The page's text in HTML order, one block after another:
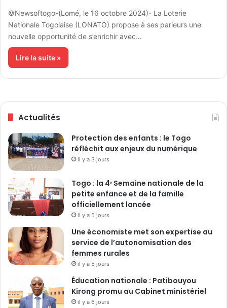
©Newsoftogo-(Lomé, le 16 octobre 2024)- La Loterie
Nationale Togolaise (LONATO) propose à ses parieurs une
nouvelle opportunité de s’enrichir avec…
Lire la suite »
Actualités
Protection des enfants : le Togo
réfléchit aux enjeux du numérique
il y a 3 jours
Togo : la 4ᵉ Semaine nationale de la
petite enfance et de la famille
officiellement lancée
il y a 5 jours
Une économiste met son expertise au
service de l’autonomisation des
femmes rurales
il y a 5 jours
Éducation nationale : Patibouyou
Kirong promu au Cabinet ministériel
il y a 6 jours